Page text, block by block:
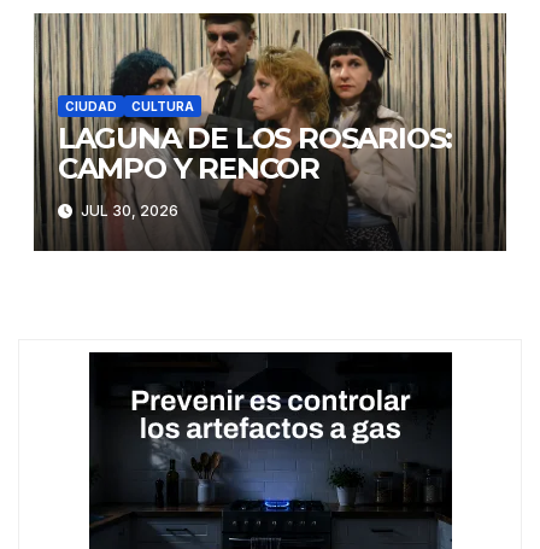
CIUDAD CULTURA
LAGUNA DE LOS ROSARIOS:
CAMPO Y RENCOR
JUL 30, 2026